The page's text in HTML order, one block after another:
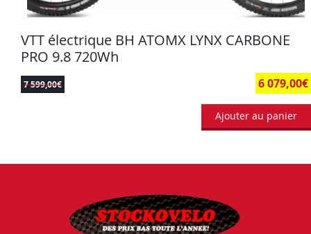
VTT électrique BH ATOMX LYNX CARBONE
PRO 9.8 720Wh
7 599,00€ 6 079,00€
Ajouter au panier